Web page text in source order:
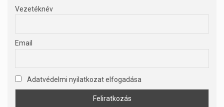
Vezetéknév
Email
Adatvédelmi nyilatkozat elfogadása